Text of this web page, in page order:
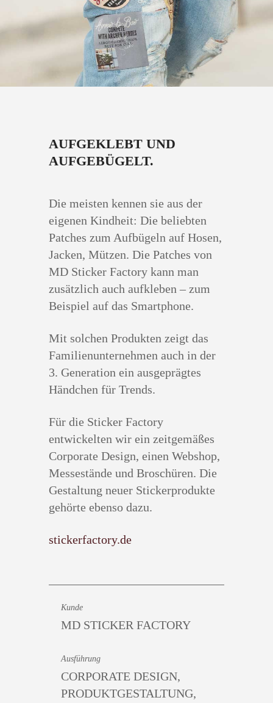
AUFGEKLEBT UND
AUFGEBÜGELT.
Die meisten kennen sie aus der
eigenen Kindheit: Die beliebten
Patches zum Aufbügeln auf Hosen,
Jacken, Mützen. Die Patches von
MD Sticker Factory kann man
zusätzlich auch aufkleben – zum
Beispiel auf das Smartphone.
Mit solchen Produkten zeigt das
Familienunternehmen auch in der
3. Generation ein ausgeprägtes
Händchen für Trends.
Für die Sticker Factory
entwickelten wir ein zeitgemäßes
Corporate Design, einen Webshop,
Messestände und Broschüren. Die
Gestaltung neuer Stickerprodukte
gehörte ebenso dazu.
stickerfactory.de
Kunde
MD STICKER FACTORY
Ausführung
CORPORATE DESIGN,
PRODUKTGESTALTUNG,